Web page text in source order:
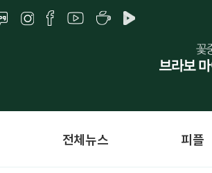
전체뉴스 피플